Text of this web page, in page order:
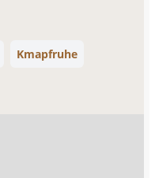
Kmapfruhe